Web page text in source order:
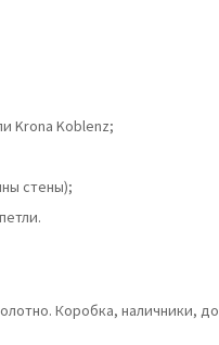
Krona Koblenz;
стены);
Коробка, наличники,